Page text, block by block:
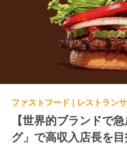
【世界的ブランドで
グ」で高収入店長を